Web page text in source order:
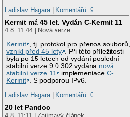
Ladislav Hagara | Komentářů: 9
Kermit má 45 let. Vydán C-Kermit 11
4.8. 11:44 | Nová verze
Kermit , tj. protokol pro přenos souborů,
vznikl před 45 lety . Při této příležitosti
byla po 15 letech od vydání poslední
stabilní verze 9.0.302 vydána nová
stabilní verze 11
implementaceC-
Kermit . S podporou IPv6.
Ladislav Hagara | Komentářů: 0
20 let Pandoc
4.8. 11:11 | Zajímavý článek